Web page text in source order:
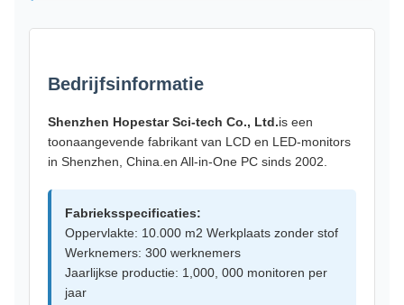
Bedrijfsinformatie
Shenzhen Hopestar Sci-tech Co., Ltd.is een
toonaangevende fabrikant van LCD en LED-monitors
in Shenzhen, China.en All-in-One PC sinds 2002.
Fabrieksspecificaties:
Oppervlakte: 10.000 m2 Werkplaats zonder stof
Werknemers: 300 werknemers
Jaarlijkse productie: 1,000, 000 monitoren per
jaar